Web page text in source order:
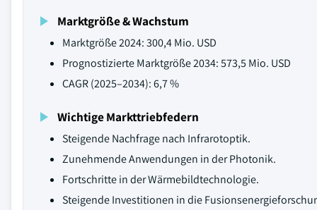
Marktgröße & Wachstum
Marktgröße 2024: 300,4 Mio. USD
Prognostizierte Marktgröße 2034: 573,5 Mio. USD
CAGR (2025–2034): 6,7 %
Wichtige Markttriebfedern
Steigende Nachfrage nach Infrarotoptik.
Zunehmende Anwendungen in der Photonik.
Fortschritte in der Wärmebildtechnologie.
Steigende Investitionen in die